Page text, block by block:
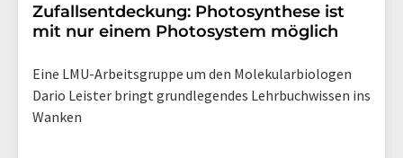
Zufallsentdeckung: Photosynthese ist
mit nur einem Photosystem möglich
Eine LMU-Arbeitsgruppe um den Molekularbiologen
Dario Leister bringt grundlegendes Lehrbuchwissen ins
Wanken